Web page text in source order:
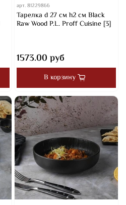
арт.81229866
Тарелка d 27 см h2 см Black
Raw Wood P.L. Proff Cuisine [3]
1573.00 руб
В корзину